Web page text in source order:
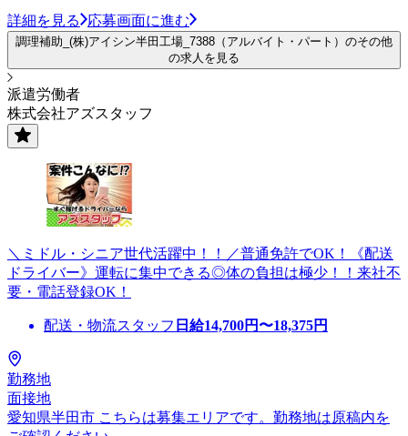
詳細を見る 応募画面に進む
調理補助_(株)アイシン半田工場_7388（アルバイト・パート）のその他
の求人を見る
派遣労働者
株式会社アズスタッフ
＼ミドル・シニア世代活躍中！！／普通免許でOK！《配送
ドライバー》運転に集中できる◎体の負担は極少！！来社不
要・電話登録OK！
配送・物流スタッフ 日給14,700円〜18,375円
勤務地
面接地
愛知県半田市 こちらは募集エリアです。勤務地は原稿内を